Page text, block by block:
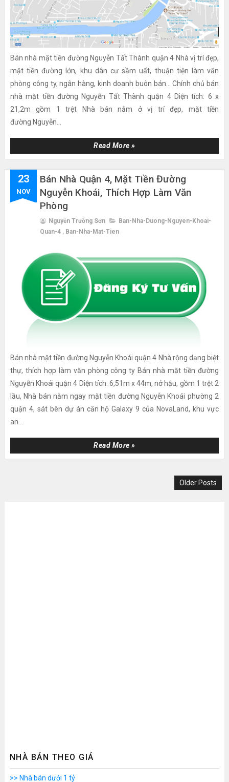
Bán nhà mặt tiền đường Nguyễn Tất Thành quận 4 Nhà vị trí đẹp,
mặt tiền đường lớn, khu dân cư sầm uất, thuận tiện làm văn
phòng công ty, ngân hàng, kinh doanh buôn bán... Chính chủ bán
nhà mặt tiền đường Nguyễn Tất Thành quận 4 Diện tích: 6 x
21,2m gồm 1 trệt Nhà bán nằm ở vị trí đẹp, mặt tiền
đường Nguyễn...
Read More »
23
NOV
Bán Nhà Quận 4, Mặt Tiền Đường
Nguyễn Khoái, Thích Hợp Làm Văn
Phòng
Nguyễn Trường Sơn
Ban-Nha-Duong-Nguyen-Khoai-
Quan-4 , Ban-Nha-Mat-Tien
Bán nhà mặt tiền đường Nguyễn Khoái quận 4 Nhà rộng dạng biệt
thự, thích hợp làm văn phòng công ty Bán nhà mặt tiền đường
Nguyễn Khoái quận 4 Diện tích: 6,51m x 44m, nở hậu, gồm 1 trệt 2
lầu, Nhà bán nằm ngay mặt tiền đường Nguyễn Khoái phường 2
quận 4, sát bên dự án căn hộ Galaxy 9 của NovaLand, khu vực
an...
Read More »
Older Posts
NHÀ BÁN THEO GIÁ
>> Nhà bán dưới 1 tỷ